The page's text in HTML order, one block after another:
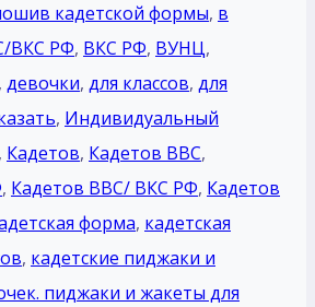
кадетской формы, в
ВКС РФ, ВКС РФ, ВУНЦ,
, девочки, для классов, для
, Индивидуальный
, Кадетов, Кадетов ВВС,
, Кадетов ВВС/ ВКС РФ, Кадетов
форма, кадетская
, кадетские пиджаки и
пиджаки и жакеты для